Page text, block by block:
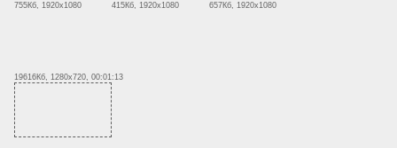
755Кб, 1920x1080 415Кб, 1920x1080 657Кб, 1920x1080
19616Кб, 1280x720, 00:01:13